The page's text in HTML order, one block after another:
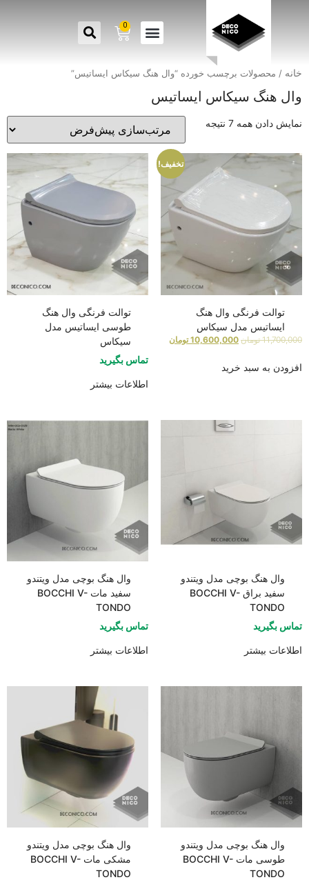
0
خانه / محصولات برچسب خورده “وال هنگ سیکاس ایساتیس”
وال هنگ سیکاس ایساتیس
نمایش دادن همه 7 نتیجه
تخفیف!
توالت فرنگی وال هنگ
ایساتیس مدل سیکاس
11,700,000 تومان 10,600,000 تومان
افزودن به سبد خرید
توالت فرنگی وال هنگ
طوسی ایساتیس مدل
سیکاس
تماس بگیرید
اطلاعات بیشتر
وال هنگ بوچی مدل ویتندو
سفید براق BOCCHI V-
TONDO
تماس بگیرید
اطلاعات بیشتر
وال هنگ بوچی مدل ویتندو
سفید مات BOCCHI V-
TONDO
تماس بگیرید
اطلاعات بیشتر
وال هنگ بوچی مدل ویتندو
طوسی مات BOCCHI V-
TONDO
وال هنگ بوچی مدل ویتندو
مشکی مات BOCCHI V-
TONDO